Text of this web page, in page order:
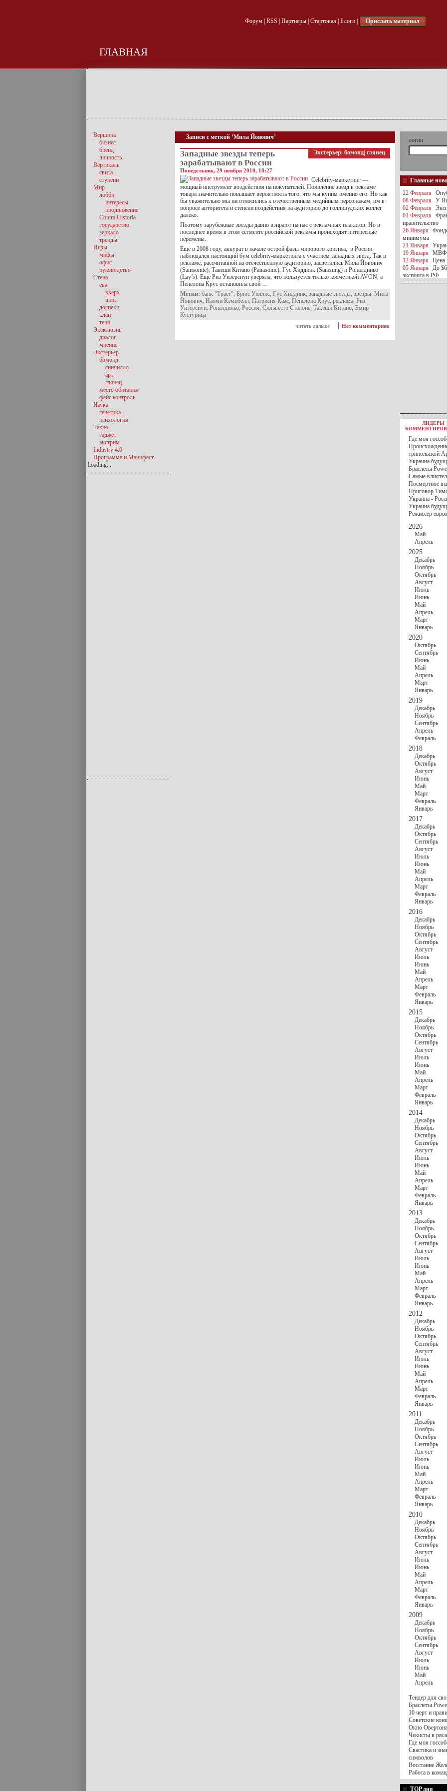
Форум| RSS Партнеры| Стартовая| Блоги| Прислать материал
ГЛАВНАЯ
Записи с меткой ‘Мила Йовович’
Экстерьер бомонд глянец
Западные звезды теперь
зарабатывают в России
Понедельник, 29 ноября 2010, 18:27
Celebrity-маркетинг —
мощный инструмент воздействия на покупателей. Появление звезд в рекламе
товара значительно повышает вероятность того, что мы купим именно его. Но как
бы уважительно мы ни относились к отечественным медийным персонажам, им в
вопросе авторитета и степени воздействия на аудиторию до голливудских коллег
далеко.
Поэтому зарубежные звезды давно взирают на нас с рекламных плакатов. Но в
последнее время в этом сегменте российской рекламы происходят интересные
перемены.
Еще в 2008 году, аккурат в начале острой фазы мирового кризиса, в России
наблюдался настоящий бум celebrity-маркетинга с участием западных звезд. Так в
рекламе, рассчитанной на отечественную аудиторию, засветились Мила Йовович
(Samsonite), Такеши Китано (Panasonic), Гус Хиддинк (Samsung) и Роналдиньо
(Lay’s). Еще Риз Уизерспун уверяла, что пользуется только косметикой AVON, а
Пенелопа Крус остановила свой …
Метки: банк "Траст", Брюс Уиллис, Гус Хиддинк, западные звезды, звезды, Мила
Йовович, Наоми Кэмпбелл, Патрисия Каас, Пенелопа Крус, реклама, Риз
Уизерспун, Роналдиньо, Россия, Сильвестр Сталоне, Такеши Китано, Эмир
Кустурица
Нет комментариев
читать дальше
Вершина
бизнес
бренд
личность
Вертикаль
свита
ступени
Мир
лобби
интересы
продвижение
Contra Historia
государство
зеркало
тренды
Игры
мифы
офис
руководство
Стена
ева
вверх
вниз
доспехи
клан
тени
Эксклюзив
диалог
мнение
Экстерьер
бомонд
синчилло
арт
глянец
место обитания
фейс контроль
Наука
генетика
психология
Техно
гаджет
экстрим
Industry 4.0
Программа и Манифест
Loading...
логин
Главные
22 Февраля
08 Февраля
У
02 Февраля
01 Февраля
правительство
26 Января
минимума
21 Января
19 Января
МВФ
12 Января
Цена
05 Января
До
экспорта в РФ
05 Января
Киев
30 Ноября С 1
30 Ноября
РФ
27 Ноября
ВВП
госбюджете
27 Ноября
Турции
17 Ноября
шестилетнего
16 Ноября
13 Ноября
10 Ноября
10 Ноября
особом статусе
03 Ноября
ЛИДЕРЫ
Где моя
трипольской
Украина
Браслеты
Самые
Посмертное
Приговор
Украина -
Украина
Режиссер
2026
Май
Апрель
2025
Декабрь
Ноябрь
Октябрь
Август
Июль
Июнь
Май
Апрель
Март
Январь
2020
Октябрь
Сентябрь
Июнь
Май
Апрель
Март
Январь
2019
Декабрь
Ноябрь
Сентябрь
Апрель
Февраль
2018
Декабрь
Октябрь
Август
Июнь
Май
Март
Февраль
Январь
2017
Декабрь
Октябрь
Сентябрь
Август
Июль
Июнь
Май
Апрель
Март
Февраль
Январь
2016
Декабрь
Ноябрь
Октябрь
Сентябрь
Август
Июль
Июнь
Май
Апрель
Март
Февраль
Январь
2015
Декабрь
Ноябрь
Октябрь
Сентябрь
Август
Июль
Июнь
Май
Апрель
Март
Февраль
Январь
2014
Декабрь
Ноябрь
Октябрь
Сентябрь
Август
Июль
Июнь
Май
Апрель
Март
Февраль
Январь
2013
Декабрь
Ноябрь
Октябрь
Сентябрь
Август
Июль
Июнь
Май
Апрель
Март
Февраль
Январь
2012
Декабрь
Ноябрь
Октябрь
Сентябрь
Август
Июль
Июнь
Май
Апрель
Март
Февраль
Январь
2011
Декабрь
Ноябрь
Октябрь
Сентябрь
Август
Июль
Июнь
Май
Апрель
Март
Февраль
Январь
2010
Декабрь
Ноябрь
Октябрь
Сентябрь
Август
Июль
Июнь
Май
Апрель
Март
Февраль
Январь
2009
Декабрь
Ноябрь
Октябрь
Сентябрь
Август
Июль
Июнь
Май
Апрель
Тендер для
Браслеты
10 черт и
Советские
Окно
Чекисты в
Где моя
Свастика и
символов
Восстание
Работа в
TOP дня